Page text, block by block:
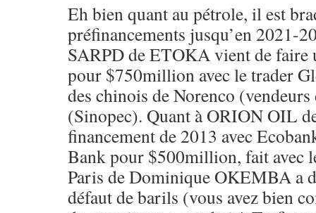
Eh bien quant au pétrole, il est
préfinancements jusqu’en 2021-
SARPD de ETOKA vient de faire
pour $750million avec le trader
des chinois de Norenco
(Sinopec). Quant à ORION OIL
financement de 2013 avec
Bank pour $500million, fait avec
Paris de Dominique OKEMBA a
défaut de barils (vous avez bien